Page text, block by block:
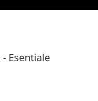
Esentiale